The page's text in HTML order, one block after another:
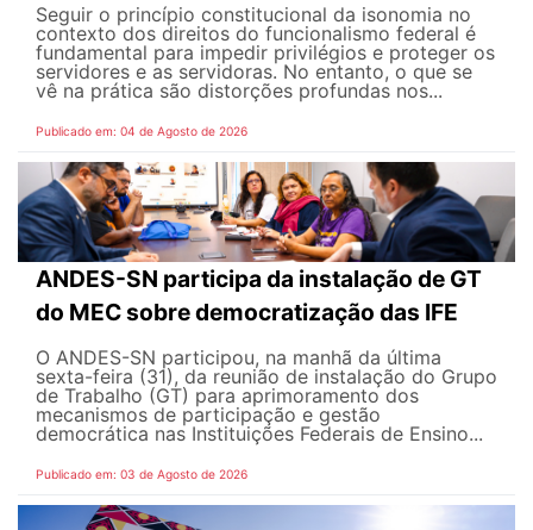
Seguir o princípio constitucional da isonomia no
contexto dos direitos do funcionalismo federal é
fundamental para impedir privilégios e proteger os
servidores e as servidoras. No entanto, o que se
vê na prática são distorções profundas nos...
Publicado em: 04 de Agosto de 2026
ANDES-SN participa da instalação de GT
do MEC sobre democratização das IFE
O ANDES-SN participou, na manhã da última
sexta-feira (31), da reunião de instalação do Grupo
de Trabalho (GT) para aprimoramento dos
mecanismos de participação e gestão
democrática nas Instituições Federais de Ensino...
Publicado em: 03 de Agosto de 2026